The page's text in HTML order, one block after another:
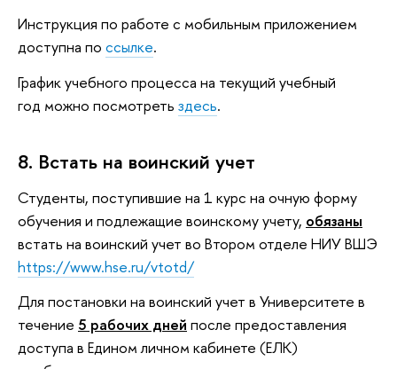
Инструкция по работе с мобильным приложением
доступна по ссылке.
График учебного процесса на текущий учебный
год можно посмотреть здесь.
8. Встать на воинский учет
Студенты, поступившие на 1 курс на очную форму
обучения и подлежащие воинскому учету, обязаны
встать на воинский учет во Втором отделе НИУ ВШЭ
https://www.hse.ru/vtotd/
Для постановки на воинский учет в Университете в
течение 5 рабочих дней после предоставления
доступа в Едином личном кабинете (ЕЛК)